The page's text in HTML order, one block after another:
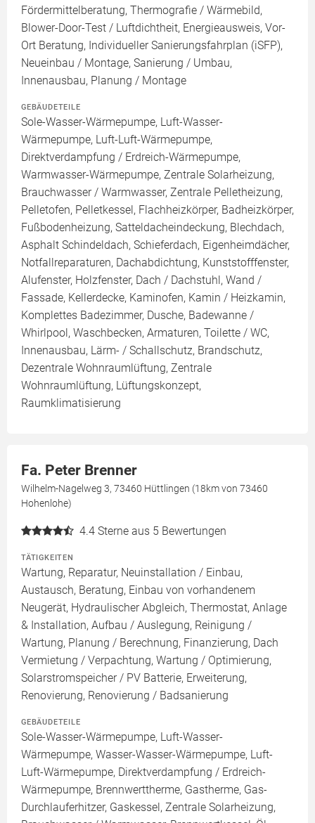
Fördermittelberatung, Thermografie / Wärmebild,
Blower-Door-Test / Luftdichtheit, Energieausweis, Vor-
Ort Beratung, Individueller Sanierungsfahrplan (iSFP),
Neueinbau / Montage, Sanierung / Umbau,
Innenausbau, Planung / Montage
GEBÄUDETEILE
Sole-Wasser-Wärmepumpe, Luft-Wasser-
Wärmepumpe, Luft-Luft-Wärmepumpe,
Direktverdampfung / Erdreich-Wärmepumpe,
Warmwasser-Wärmepumpe, Zentrale Solarheizung,
Brauchwasser / Warmwasser, Zentrale Pelletheizung,
Pelletofen, Pelletkessel, Flachheizkörper, Badheizkörper,
Fußbodenheizung, Satteldacheindeckung, Blechdach,
Asphalt Schindeldach, Schieferdach, Eigenheimdächer,
Notfallreparaturen, Dachabdichtung, Kunststofffenster,
Alufenster, Holzfenster, Dach / Dachstuhl, Wand /
Fassade, Kellerdecke, Kaminofen, Kamin / Heizkamin,
Komplettes Badezimmer, Dusche, Badewanne /
Whirlpool, Waschbecken, Armaturen, Toilette / WC,
Innenausbau, Lärm- / Schallschutz, Brandschutz,
Dezentrale Wohnraumlüftung, Zentrale
Wohnraumlüftung, Lüftungskonzept,
Raumklimatisierung
Fa. Peter Brenner
Wilhelm-Nagelweg 3, 73460 Hüttlingen (18km von 73460
Hohenlohe)
4.4 Sterne aus 5 Bewertungen
TÄTIGKEITEN
Wartung, Reparatur, Neuinstallation / Einbau,
Austausch, Beratung, Einbau von vorhandenem
Neugerät, Hydraulischer Abgleich, Thermostat, Anlage
& Installation, Aufbau / Auslegung, Reinigung /
Wartung, Planung / Berechnung, Finanzierung, Dach
Vermietung / Verpachtung, Wartung / Optimierung,
Solarstromspeicher / PV Batterie, Erweiterung,
Renovierung, Renovierung / Badsanierung
GEBÄUDETEILE
Sole-Wasser-Wärmepumpe, Luft-Wasser-
Wärmepumpe, Wasser-Wasser-Wärmepumpe, Luft-
Luft-Wärmepumpe, Direktverdampfung / Erdreich-
Wärmepumpe, Brennwerttherme, Gastherme, Gas-
Durchlauferhitzer, Gaskessel, Zentrale Solarheizung,